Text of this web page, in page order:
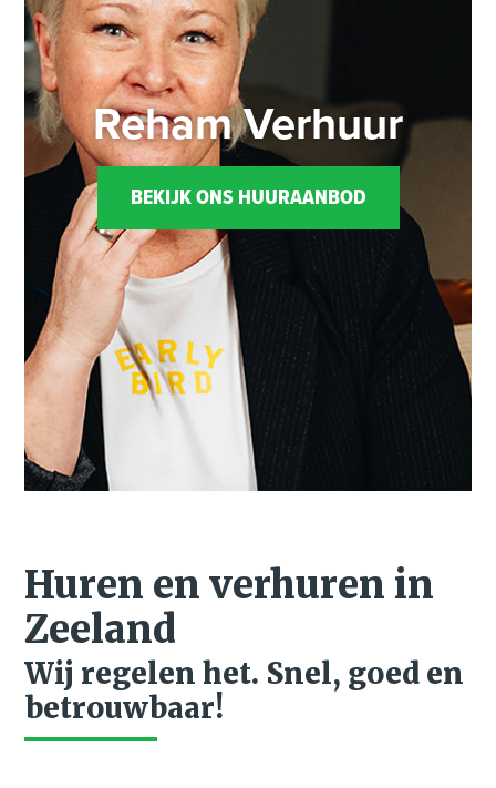
Reham Verhuur
BEKIJK ONS HUURAANBOD
Huren en verhuren in
Zeeland
Wij regelen het. Snel, goed en
betrouwbaar!